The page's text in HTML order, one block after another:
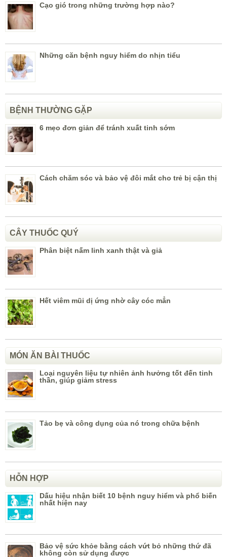
Cạo gió trong những trường hợp nào?
Những căn bệnh nguy hiểm do nhịn tiểu
BỆNH THƯỜNG GẶP
6 mẹo đơn giản để tránh xuất tinh sớm
Cách chăm sóc và bảo vệ đôi mắt cho trẻ bị cận thị
CÂY THUỐC QUÝ
Phân biệt nấm linh xanh thật và giả
Hết viêm mũi dị ứng nhờ cây cóc mẳn
MÓN ĂN BÀI THUỐC
Loại nguyên liệu tự nhiên ảnh hưởng tốt đến tinh
thần, giúp giảm stress
Tảo bẹ và công dụng của nó trong chữa bệnh
HỖN HỢP
Dấu hiệu nhận biết 10 bệnh nguy hiểm và phổ biến
nhất hiện nay
Bảo vệ sức khỏe bằng cách vứt bỏ những thứ đã
không còn sử dụng được